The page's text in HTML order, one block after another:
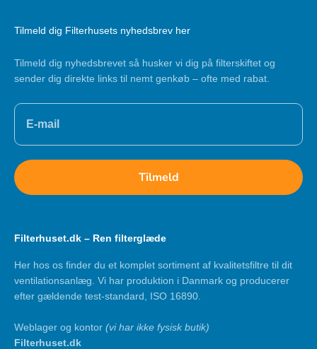
Tilmeld dig Filterhusets nyhedsbrev her
Tilmeld dig nyhedsbrevet så husker vi dig på filterskiftet og
sender dig direkte links til nemt genkøb – ofte med rabat.
Tilmeld
Filterhuset.dk – Ren filterglæde
Her hos os finder du et komplet sortiment af kvalitetsfiltre til dit
ventilationsanlæg. Vi har produktion i Danmark og producerer
efter gældende test-standard, ISO 16890.
Weblager og kontor (vi har ikke fysisk butik)
Filterhuset.dk